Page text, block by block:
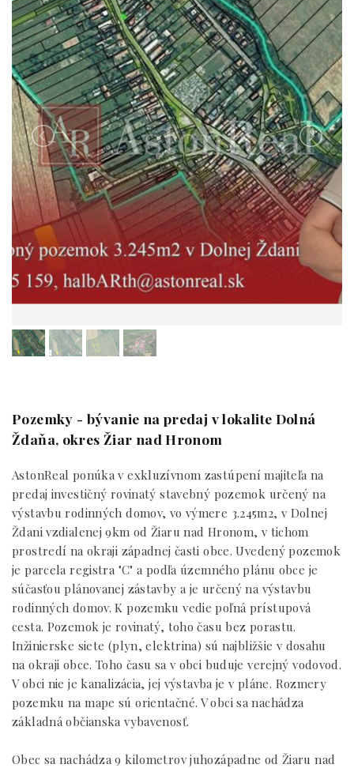
Pozemky - bývanie na predaj v lokalite Dolná
Ždaňa, okres Žiar nad Hronom
AstonReal ponúka v exkluzívnom zastúpení majiteľa na
predaj investičný rovinatý stavebný pozemok určený na
výstavbu rodinných domov, vo výmere 3.245m2, v Dolnej
Ždani vzdialenej 9km od Žiaru nad Hronom, v tichom
prostredí na okraji západnej časti obce. Uvedený pozemok
je parcela registra "C" a podľa územného plánu obce je
súčasťou plánovanej zástavby a je určený na výstavbu
rodinných domov. K pozemku vedie poľná prístupová
cesta. Pozemok je rovinatý, toho času bez porastu.
Inžinierske siete (plyn, elektrina) sú najbližšie v dosahu
na okraji obce. Toho času sa v obci buduje verejný vodovod.
V obci nie je kanalizácia, jej výstavba je v pláne. Rozmery
pozemku na mape sú orientačné. V obci sa nachádza
základná občianska vybavenosť.
Obec sa nachádza 9 kilometrov juhozápadne od Žiaru nad